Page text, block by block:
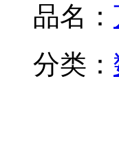
品名：
分类：